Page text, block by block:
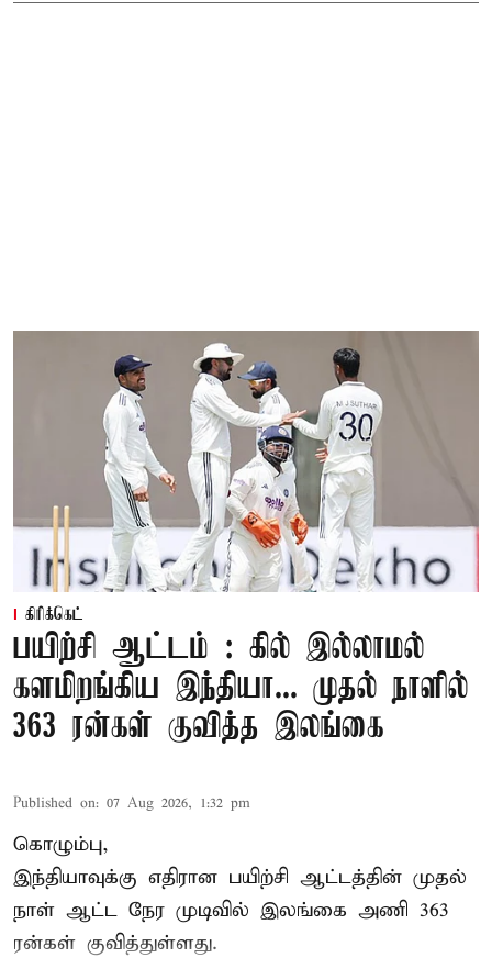
கிரிக்கெட்
பயிற்சி ஆட்டம் : கில் இல்லாமல்
களமிறங்கிய இந்தியா... முதல் நாளில்
363 ரன்கள் குவித்த இலங்கை
Published on: 07 Aug 2026, 1:32 pm
கொழும்பு,
இந்தியாவுக்கு எதிரான பயிற்சி ஆட்டத்தின் முதல்
நாள் ஆட்ட நேர முடிவில் இலங்கை அணி 363
ரன்கள் குவித்துள்ளது.